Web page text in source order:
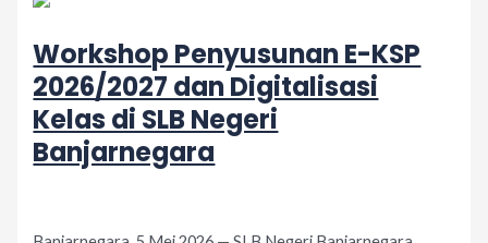
Workshop Penyusunan E-KSP
2026/2027 dan Digitalisasi
Kelas di SLB Negeri
Banjarnegara